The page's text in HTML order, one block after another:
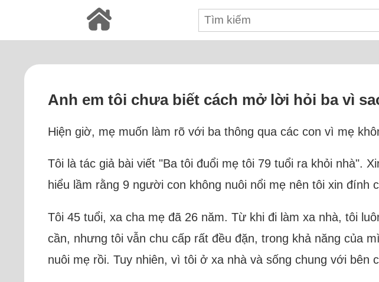
Anh em tôi chưa biết cách mở lời hỏi ba vì
Hiện giờ, mẹ muốn làm rõ với ba thông qua các con vì mẹ
Tôi là tác giả bài viết "Ba tôi đuổi mẹ tôi 79 tuổi ra khỏi nhà".
hiểu lầm rằng 9 người con không nuôi nổi mẹ nên tôi xin đính
Tôi 45 tuổi, xa cha mẹ đã 26 năm. Từ khi đi làm xa nhà, tôi
cần, nhưng tôi vẫn chu cấp rất đều đặn, trong khả năng của
nuôi mẹ rồi. Tuy nhiên, vì tôi ở xa nhà và sống chung với bên